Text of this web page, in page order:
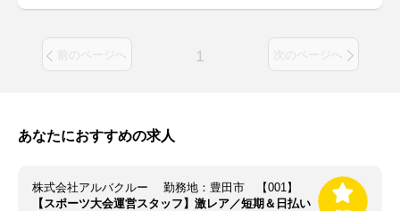
前のページへ 1 次のページへ
あなたにおすすめの求人
株式会社アルバクルー 勤務地：豊田市 【001】
【スポーツ大会運営スタッフ】激レア／短期＆日払い